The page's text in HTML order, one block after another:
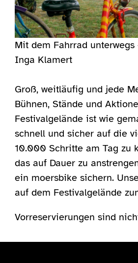
Mit dem Fahrrad
Inga Klamert
Groß, weitläufig und jede
Bühnen, Stände und
Festivalgelände ist wie
schnell und sicher auf die
10.000 Schritte am Tag zu
das auf Dauer zu
ein moersbike sichern.
auf dem Festivalgelände
Vorreservierungen sind